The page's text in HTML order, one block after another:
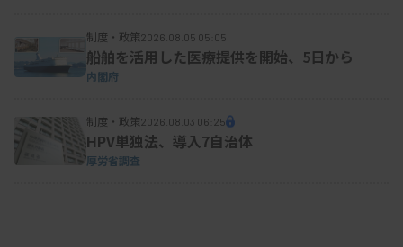
制度・政策2026.08.05 05:05
船舶を活用した医療提供を開始、5日から
内閣府
制度・政策2026.08.03 06:25
HPV単独法、導入7自治体
厚労省調査